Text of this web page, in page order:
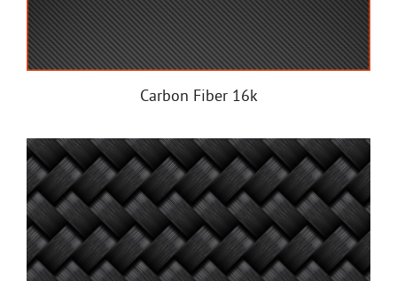
Carbon Fiber 16k